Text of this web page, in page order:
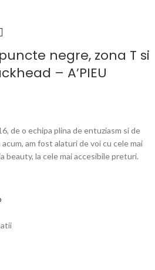
negre, zona T si
– A’PIEU
de o echipa plina de entuziasm si de
am fost alaturi de voi cu cele mai
beauty, la cele mai accesibile preturi.